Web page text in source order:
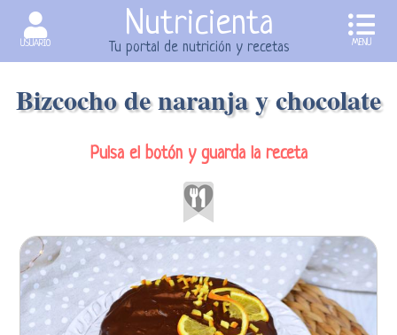
USUARIO
Nutricienta
Tu portal de nutrición y recetas MENU
Bizcocho de naranja y chocolate
Pulsa el botón y guarda la receta